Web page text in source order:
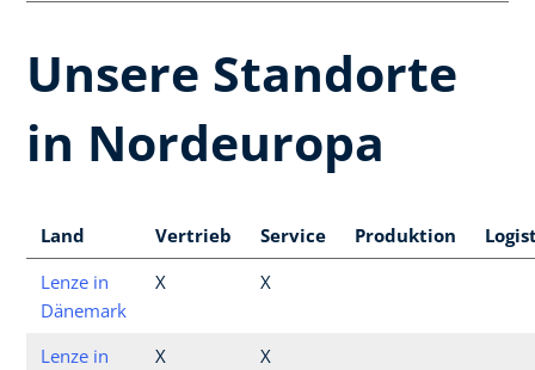
Unsere Standorte
in Nordeuropa
Land Vertrieb Service Produktion
Lenze in
Dänemark
X X
Lenze in
X X